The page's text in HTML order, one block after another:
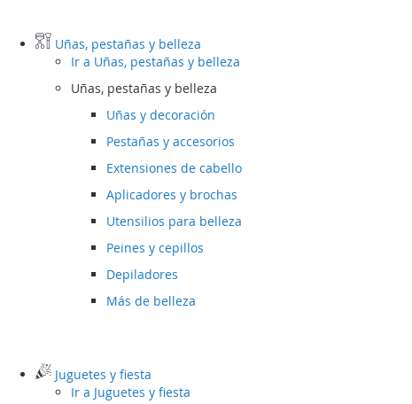
Uñas, pestañas y belleza
Ir a Uñas, pestañas y belleza
Uñas, pestañas y belleza
Uñas y decoración
Pestañas y accesorios
Extensiones de cabello
Aplicadores y brochas
Utensilios para belleza
Peines y cepillos
Depiladores
Más de belleza
Juguetes y fiesta
Ir a Juguetes y fiesta